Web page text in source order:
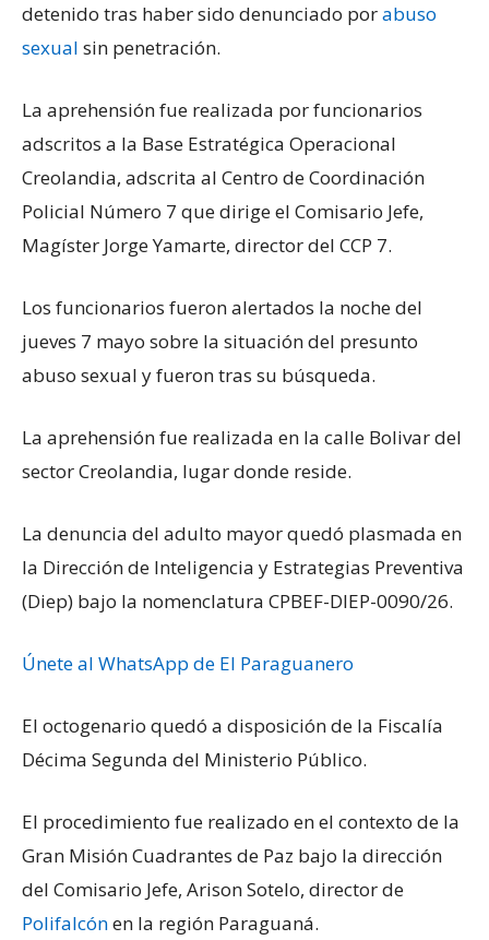
detenido tras haber sido denunciado porabuso
sexual sin penetración.
La aprehensión fue realizada por funcionarios
adscritos a la Base Estratégica Operacional
Creolandia, adscrita al Centro de Coordinación
Policial Número 7 que dirige el Comisario Jefe,
Magíster Jorge Yamarte, director del CCP 7.
Los funcionarios fueron alertados la noche del
jueves 7 mayo sobre la situación del presunto
abuso sexual y fueron tras su búsqueda.
La aprehensión fue realizada en la calle Bolivar del
sector Creolandia, lugar donde reside.
La denuncia del adulto mayor quedó plasmada en
la Dirección de Inteligencia y Estrategias Preventiva
(Diep) bajo la nomenclatura CPBEF-DIEP-0090/26.
Únete al WhatsApp de El Paraguanero
El octogenario quedó a disposición de la Fiscalía
Décima Segunda del Ministerio Público.
El procedimiento fue realizado en el contexto de la
Gran Misión Cuadrantes de Paz bajo la dirección
del Comisario Jefe, Arison Sotelo, director de
Polifalcónen la región Paraguaná.